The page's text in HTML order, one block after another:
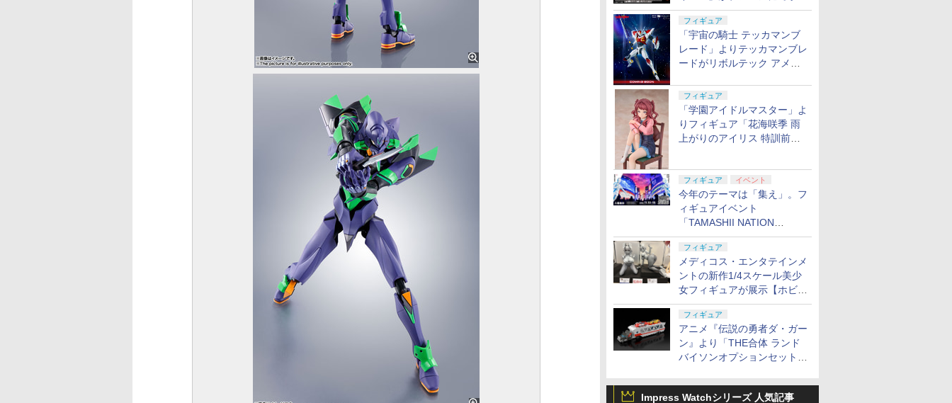
開始
フィギュア
「宇宙の騎士 テッカマンブ
レード」よりテッカマンブレ
ードがリボルテック アメイ
定
フィギュア
「学園アイドルマスター」よ
りフィギュア「花海咲季 雨
上がりのアイリス 特訓前
フィギュア イベント
今年のテーマは「集え」。フ
ィギュアイベント
「TAMASHII NATION
2026」が11月13日より開催
決定
フィギュア
メディコス・エンタテインメ
ントの新作1/4スケール美少
女フィギュアが展示【ホビー
メーカー合同展示会】
フィギュア
アニメ『伝説の勇者ダ・ガー
ン』より「THE合体 ランド
バイソンオプションセット」
Impress Watchシリーズ 人気記事